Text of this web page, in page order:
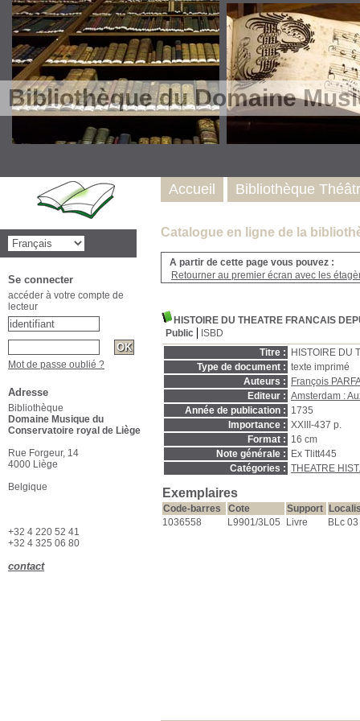
Bibliothèque du Domaine
Catalogue en ligne de la
A partir de cette page vous pouvez :
Retourner au premier écran avec les
HISTOIRE DU THEATRE FRANCAIS
Public
ISBD
Titre :
HISTOIRE DU
Type de document : texte imprimé
Auteurs :
François
Editeur : Amsterdam :
Année de publication : 1735
Importance : XXIII-437 p.
Format : 16 cm
Note générale :
Ex Tlitt445
Catégories : THEATRE HIST.
Exemplaires
Code-barres Cote Support
1036558
L9901/3L05 Livre BLc
Accueil Bibliothèque
Se connecter
accéder à votre compte de
lecteur
Mot de passe oublié ?
Adresse
Bibliothèque
Domaine Musique du
Conservatoire royal de Liège
Rue Forgeur, 14
4000 Liège
Belgique
+32 4 220 52 41
+32 4 325 06 80
contact